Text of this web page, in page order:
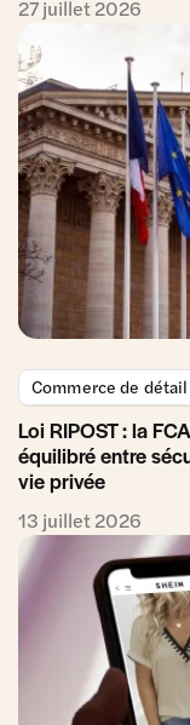
27 juillet 2026
Commerce de détail
Loi RIPOST : la
équilibré entre
vie privée
13 juillet 2026